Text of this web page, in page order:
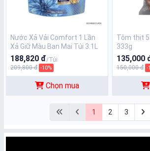
Nước Xả Vải Comfort 1 Lần
Xả Giữ Màu Ban Mai Túi 3.1L
188,820 đ/Túi
209,800 đ -10%
Chọn mua
Tôm thịt
333g
135,000
150,000 đ -
1 2 3